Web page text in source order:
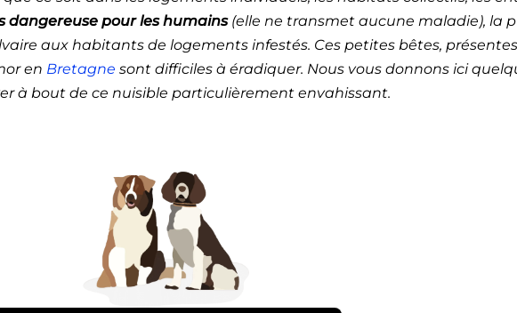
dangereuse pour les humains(elle ne transmet aucune maladie), la
aux habitants de logements infestés. Ces petites bêtes,
en Bretagne sont difficiles à éradiquer. Nous vous donnons ici
à bout de ce nuisible particulièrement envahissant.